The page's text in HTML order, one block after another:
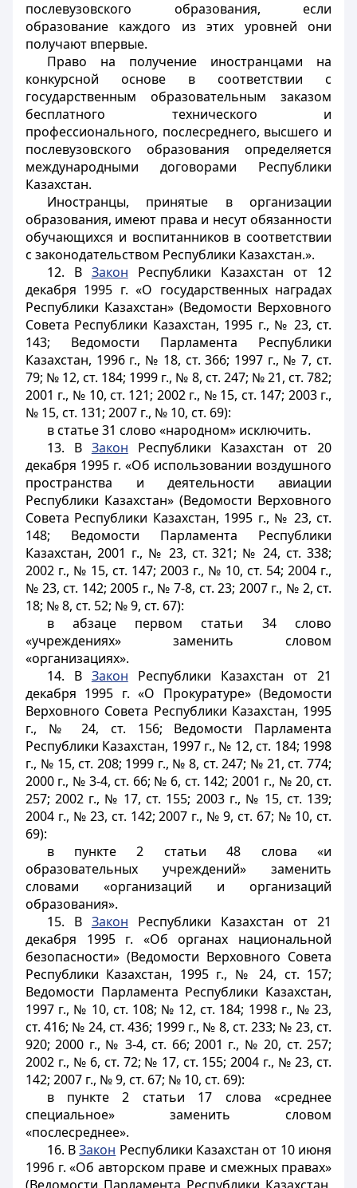
послевузовского образования, если
образование каждого из этих уровней они
получают впервые.
Право на получение иностранцами на
конкурсной основе в соответствии с
государственным образовательным заказом
бесплатного технического и
профессионального, послесреднего, высшего и
послевузовского образования определяется
международными договорами Республики
Казахстан.
Иностранцы, принятые в организации
образования, имеют права и несут обязанности
обучающихся и воспитанников в соответствии
с законодательством Республики Казахстан.».
12. В Закон Республики Казахстан от 12
декабря 1995 г. «О государственных наградах
Республики Казахстан» (Ведомости Верховного
Совета Республики Казахстан, 1995 г., № 23, ст.
143; Ведомости Парламента Республики
Казахстан, 1996 г., № 18, ст. 366; 1997 г., № 7, ст.
79; № 12, ст. 184; 1999 г., № 8, ст. 247; № 21, ст. 782;
2001 г., № 10, ст. 121; 2002 г., № 15, ст. 147; 2003 г.,
№ 15, ст. 131; 2007 г., № 10, ст. 69):
в статье 31 слово «народном» исключить.
13. В Закон Республики Казахстан от 20
декабря 1995 г. «Об использовании воздушного
пространства и деятельности авиации
Республики Казахстан» (Ведомости Верховного
Совета Республики Казахстан, 1995 г., № 23, ст.
148; Ведомости Парламента Республики
Казахстан, 2001 г., № 23, ст. 321; № 24, ст. 338;
2002 г., № 15, ст. 147; 2003 г., № 10, ст. 54; 2004 г.,
№ 23, ст. 142; 2005 г., № 7-8, ст. 23; 2007 г., № 2, ст.
18; № 8, ст. 52; № 9, ст. 67):
в абзаце первом статьи 34 слово
«учреждениях» заменить словом
«организациях».
14. В Закон Республики Казахстан от 21
декабря 1995 г. «О Прокуратуре» (Ведомости
Верховного Совета Республики Казахстан, 1995
г., № 24, ст. 156; Ведомости Парламента
Республики Казахстан, 1997 г., № 12, ст. 184; 1998
г., № 15, ст. 208; 1999 г., № 8, ст. 247; № 21, ст. 774;
2000 г., № 3-4, ст. 66; № 6, ст. 142; 2001 г., № 20, ст.
257; 2002 г., № 17, ст. 155; 2003 г., № 15, ст. 139;
2004 г., № 23, ст. 142; 2007 г., № 9, ст. 67; № 10, ст.
69):
в пункте 2 статьи 48 слова «и
образовательных учреждений» заменить
словами «организаций и организаций
образования».
15. В Закон Республики Казахстан от 21
декабря 1995 г. «Об органах национальной
безопасности» (Ведомости Верховного Совета
Республики Казахстан, 1995 г., № 24, ст. 157;
Ведомости Парламента Республики Казахстан,
1997 г., № 10, ст. 108; № 12, ст. 184; 1998 г., № 23,
ст. 416; № 24, ст. 436; 1999 г., № 8, ст. 233; № 23, ст.
920; 2000 г., № 3-4, ст. 66; 2001 г., № 20, ст. 257;
2002 г., № 6, ст. 72; № 17, ст. 155; 2004 г., № 23, ст.
142; 2007 г., № 9, ст. 67; № 10, ст. 69):
в пункте 2 статьи 17 слова «среднее
специальное» заменить словом
«послесреднее».
16. ВЗакон Республики Казахстан от 10 июня
1996 г. «Об авторском праве и смежных правах»